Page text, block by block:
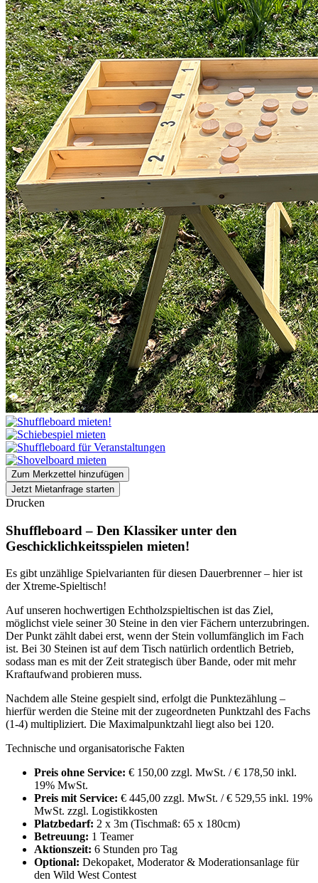
Zum Merkzettel hinzufügen
Jetzt Mietanfrage starten
Drucken
Shuffleboard – Den Klassiker unter den
Geschicklichkeitsspielen mieten!
Es gibt unzählige Spielvarianten für diesen Dauerbrenner – hier ist
der Xtreme-Spieltisch!
Auf unseren hochwertigen Echtholzspieltischen ist das Ziel,
möglichst viele seiner 30 Steine in den vier Fächern unterzubringen.
Der Punkt zählt dabei erst, wenn der Stein vollumfänglich im Fach
ist. Bei 30 Steinen ist auf dem Tisch natürlich ordentlich Betrieb,
sodass man es mit der Zeit strategisch über Bande, oder mit mehr
Kraftaufwand probieren muss.
Nachdem alle Steine gespielt sind, erfolgt die Punktezählung –
hierfür werden die Steine mit der zugeordneten Punktzahl des Fachs
(1-4) multipliziert. Die Maximalpunktzahl liegt also bei 120.
Technische und organisatorische Fakten
Preis ohne Service: € 150,00 zzgl. MwSt. / € 178,50 inkl.
19% MwSt.
Preis mit Service: € 445,00 zzgl. MwSt. / € 529,55 inkl. 19%
MwSt. zzgl. Logistikkosten
Platzbedarf: 2 x 3m (Tischmaß: 65 x 180cm)
Betreuung: 1 Teamer
Aktionszeit: 6 Stunden pro Tag
Optional: Dekopaket, Moderator & Moderationsanlage für
den Wild West Contest